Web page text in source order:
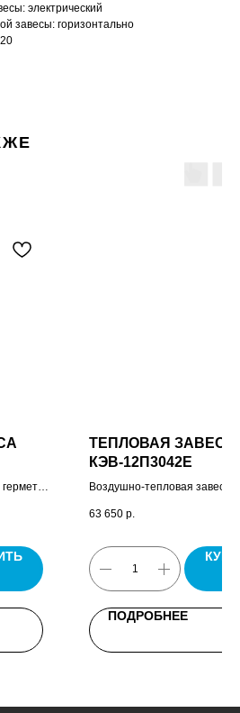
электрический
завесы: горизонтально
ТЕПЛОВАЯ ЗАВЕСА
КЭВ-12П3042E
Воздушно-тепловая завеса
63 650 р.
ПОДРОБНЕЕ